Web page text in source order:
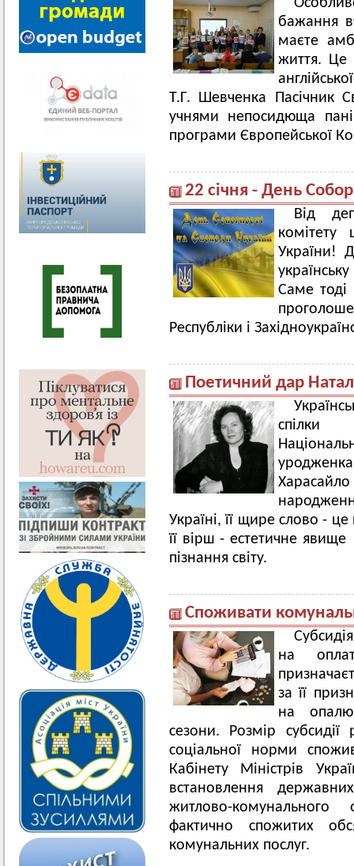
бажання
маєте
життя. Це
Т.Г. Шевченка Пасічник
учнями непосидюща пані
програми Європейської
22 січня - День
Від
України!
Саме тоді
Республіки і
Поетичний дар
спілки
Україні, її щире слово -
її вірш - естетичне
пізнання світу.
Споживати
на
за її
на
сезони. Розмір субсидії
соціальної норми
Кабінету Міністрів
встановлення
житлово-комунального
фактично спожитих
комунальних послуг.